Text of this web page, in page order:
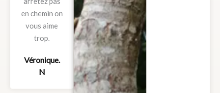
en chemin on
vous aime
trop.
Véronique.
N